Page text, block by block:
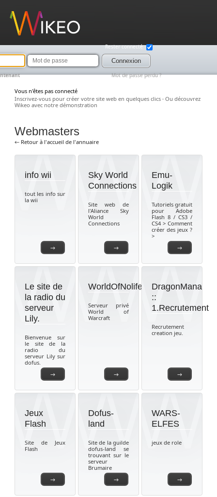
Rester connecté
Mot
de
passe
Connexion
Mot de passe perdu ?
Vous n'êtes pas connecté
Inscrivez-vous pour créer votre site web en quelques clics · Ou découvrez
Wikeo avec notre démonstration
Webmasters
← Retour à l'accueil de l'annuaire
→
info wii
tout les info sur
la wii
→
Sky World
Connections
Site web de
l'Aliance Sky
World
Connections
→
Emu-
Logik
Tutoriels gratuit
pour Adobe
Flash 8 / CS3 /
CS4 > Comment
créer des jeux ?
>
→
Le site de
la radio du
serveur
Lily.
Bienvenue sur
le site de la
radio du
serveur Lily sur
dofus.
→
WorldOfNolife
Serveur privé
World of
Warcraft
→
DragonMana
::
1.Recrutement
Recrutement
creation jeu.
→
Jeux
Flash
Site de Jeux
Flash
→
Dofus-
land
Site de la guilde
dofus-land se
trouvant sur le
serveur
Brumaire
→
WARS-
ELFES
jeux de role